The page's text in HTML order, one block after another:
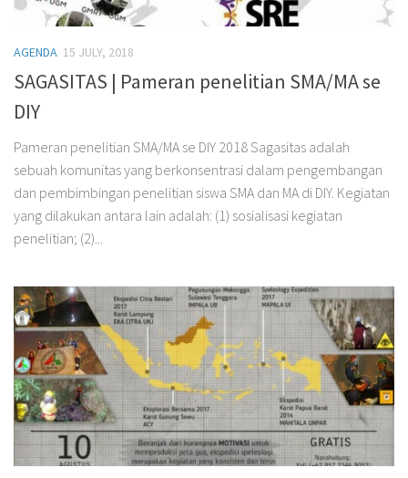
AGENDA 15 JULY, 2018
SAGASITAS | Pameran penelitian SMA/MA se
DIY
Pameran penelitian SMA/MA se DIY 2018 Sagasitas adalah
sebuah komunitas yang berkonsentrasi dalam pengembangan
dan pembimbingan penelitian siswa SMA dan MA di DIY. Kegiatan
yang dilakukan antara lain adalah: (1) sosialisasi kegiatan
penelitian; (2)...